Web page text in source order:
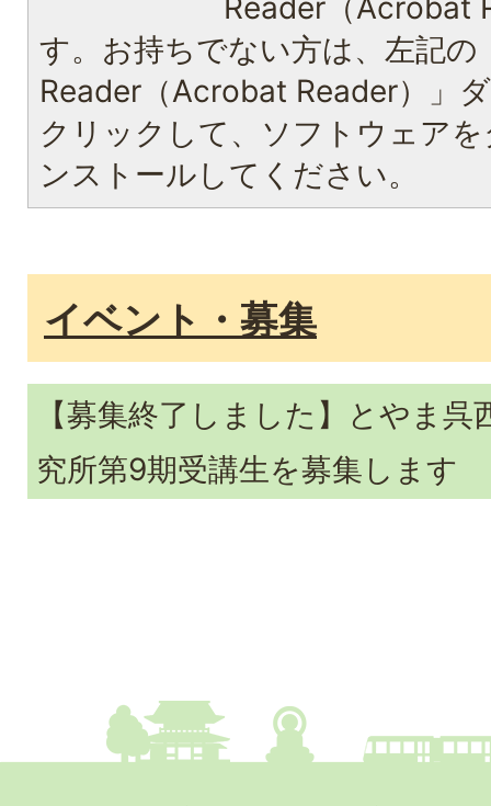
Reader（Acrobat
す。お持ちでない方は、左記の
Reader（Acrobat Reader）」
クリックして、ソフトウェア
ンストールしてください。
イベント・募集
【募集終了しました】とやま
究所第9期受講生を募集します